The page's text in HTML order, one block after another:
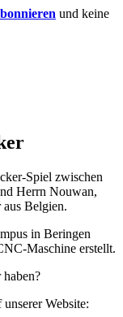
und keine
Spiel zwischen
Herrn Nouwan,
aus Belgien.
in Beringen
Maschine erstellt.
Website: